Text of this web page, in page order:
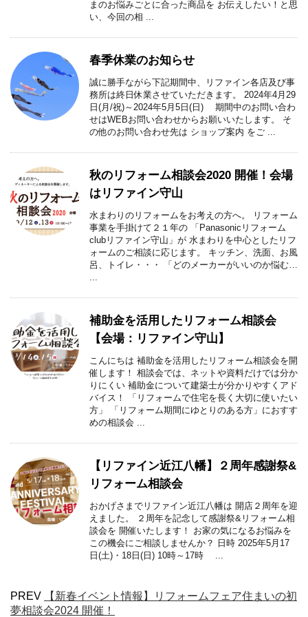
まのお悩みごとに合った商品を お伝えしたい！と思
い、今回の相 ...
春季休業のお知らせ
誠に勝手ながら下記期間中、リファイン各店及び事
務所は終日休業させていただきます。 2024年4月29
日(月/祝)～2024年5月5日(日) 期間中のお問い合わ
せはWEBお問い合わせからお願いいたします。 そ
の他のお問い合わせ先は ショップ案内 をご ...
秋のリフォーム相談会2020 開催！会場
はリファイン守山
水まわりのリフォームをお考えの方へ。 リフォーム
事業を手掛けて２１年の 「Panasonicリフォーム
clubリファイン守山」が 水まわりを中心としたリフ
ォームのご相談に応じます。 キッチン、洗面、お風
呂、トイレ・・・ 「どのメーカーがいいのか悩む…
...
補助金を活用したリフォーム相談会
【会場：リファイン守山】
こんにちは 補助金を活用したリフォーム相談会を開
催します！ 相談会では、ネットや資料だけでは分か
りにくい 補助金について建築士が分かりやすくアド
バイス！ 「リフォームで住宅を長く大切に使いたい
方」 「リフォーム期間にゆとりのある方」におすす
めの相談会 ...
【リファイン近江八幡】２周年感謝祭&
リフォーム相談会
おかげさまでリファイン近江八幡は 開店２周年を迎
えました。 ２周年を記念して感謝祭&リフォーム相
談会を 開催いたします！ お家の気になるお悩みを
この機会にご相談しませんか？ 日時 2025年5月17
日(土)・18日(日) 10時～17時 ...
PREV
【新春イベント情報】リフォームフェア住まいの初
夢相談会2024 開催！